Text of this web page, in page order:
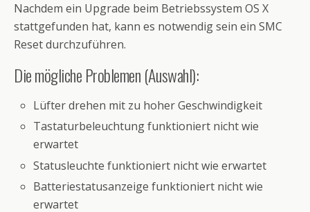
Nachdem ein Upgrade beim Betriebssystem OS X
stattgefunden hat, kann es notwendig sein ein SMC
Reset durchzuführen.
Die mögliche Problemen (Auswahl):
Lüfter drehen mit zu hoher Geschwindigkeit
Tastaturbeleuchtung funktioniert nicht wie
erwartet
Statusleuchte funktioniert nicht wie erwartet
Batteriestatusanzeige funktioniert nicht wie
erwartet